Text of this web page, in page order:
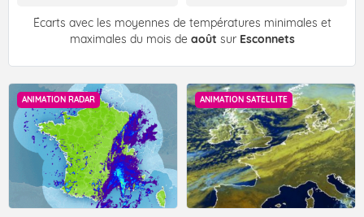
Écarts avec les moyennes de températures minimales et
maximales du mois de août sur Esconnets
ANIMATION RADAR ANIMATION SATELLITE